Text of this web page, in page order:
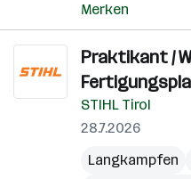
Merken
Praktikant /
STIHL Tirol
28.7.2026
Langkampfen